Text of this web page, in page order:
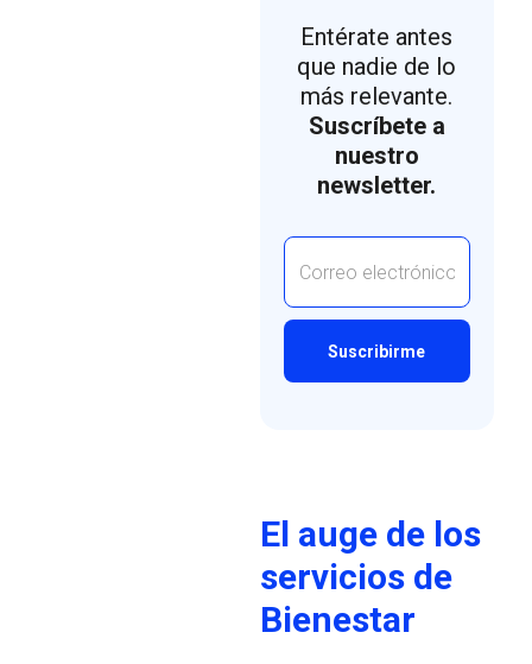
Entérate antes
que nadie de lo
más relevante.
Suscríbete a
nuestro
newsletter.
El auge de los
servicios de
Bienestar